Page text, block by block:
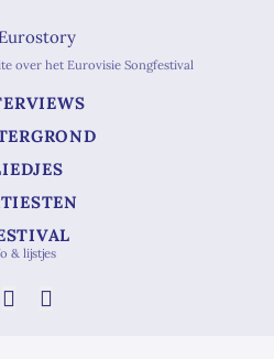
over het Eurovisie Songfestival
& lijstjes